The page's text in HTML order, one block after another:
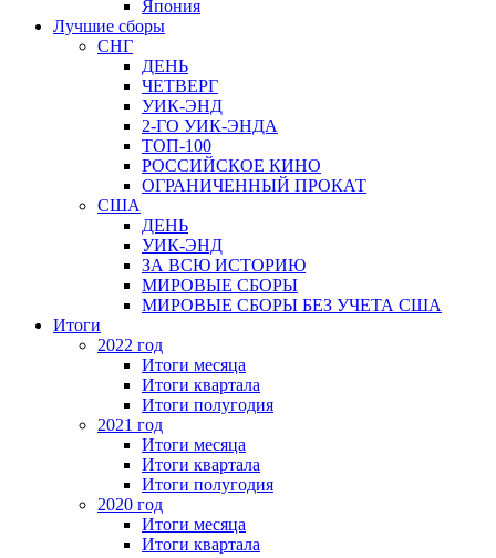
Япония
Лучшие сборы
СНГ
ДЕНЬ
ЧЕТВЕРГ
УИК-ЭНД
2-ГО УИК-ЭНДА
ТОП-100
РОССИЙСКОЕ КИНО
ОГРАНИЧЕННЫЙ ПРОКАТ
США
ДЕНЬ
УИК-ЭНД
ЗА ВСЮ ИСТОРИЮ
МИРОВЫЕ СБОРЫ
МИРОВЫЕ СБОРЫ БЕЗ УЧЕТА США
Итоги
2022 год
Итоги месяца
Итоги квартала
Итоги полугодия
2021 год
Итоги месяца
Итоги квартала
Итоги полугодия
2020 год
Итоги месяца
Итоги квартала